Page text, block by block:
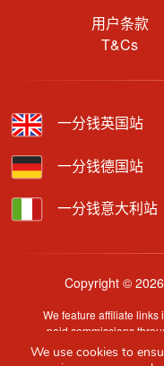
用户条款
T&Cs
一分钱英国站
一分钱德国站
一分钱意大利站
Copyright ©
We feature affiliate links
paid commissions
We use cookies to